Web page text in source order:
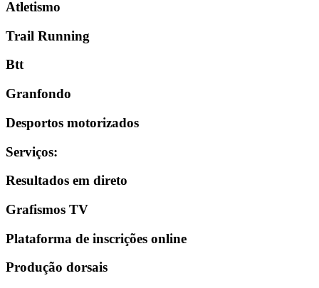
Atletismo
Trail Running
Btt
Granfondo
Desportos motorizados
Serviços:
Resultados em direto
Grafismos TV
Plataforma de inscrições online
Produção dorsais